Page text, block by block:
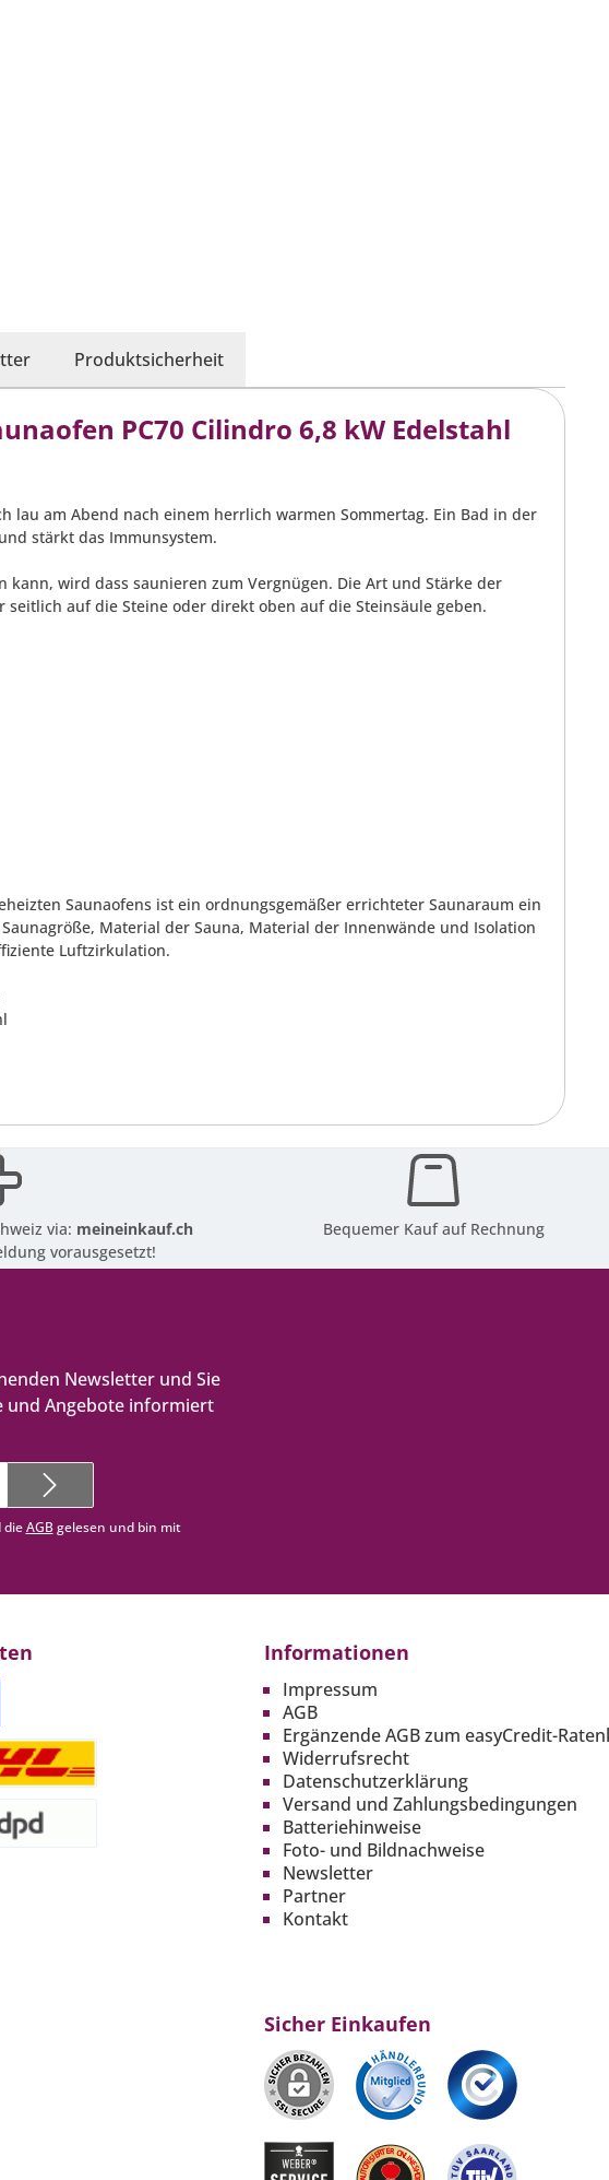
Produktsicherheit
PC70 Cilindro 6,8 kW Edelstahl
lau am Abend nach einem herrlich warmen Sommertag. Ein Bad in der
stärkt das Immunsystem.
wird dass saunieren zum Vergnügen. Die Art und Stärke der
seitlich auf die Steine oder direkt oben auf die Steinsäule geben.
Saunaofens ist ein ordnungsgemäßer errichteter Saunaraum ein
Material der Sauna, Material der Innenwände und Isolation
Luftzirkulation.
via: meineinkauf.ch
vorausgesetzt!
Bequemer Kauf auf Rechnung
Newsletter und Sie
und Angebote informiert
dieAGBgelesen und bin mit
Informationen
Impressum
AGB
Ergänzende AGB zum easyCredit-
Widerrufsrecht
Datenschutzerklärung
Versand und Zahlungsbedingungen
Batteriehinweise
Foto- und Bildnachweise
Newsletter
Partner
Kontakt
Sicher Einkaufen